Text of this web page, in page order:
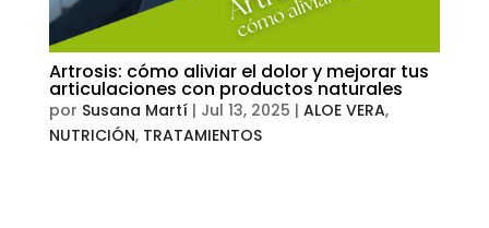
Artrosis: cómo aliviar el dolor y mejorar tus
articulaciones con productos naturales
por Susana Martí| Jul 13, 2025 | ALOE VERA,
NUTRICIÓN, TRATAMIENTOS